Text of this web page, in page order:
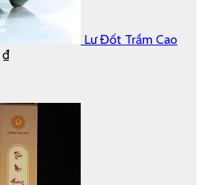
Lư Đốt Trầm Cao
₫